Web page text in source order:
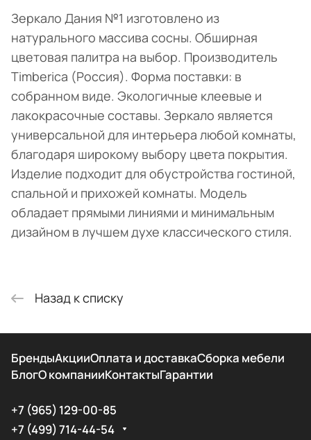
Зеркало Дания №1 изготовлено из
натурального массива сосны. Обширная
цветовая палитра на выбор. Производитель
Timberica (Россия). Форма поставки: в
собранном виде. Экологичные клеевые и
лакокрасочные составы. Зеркало является
универсальной для интерьера любой комнаты,
благодаря широкому выбору цвета покрытия.
Изделие подходит для обустройства гостиной,
спальной и прихожей комнаты. Модель
обладает прямыми линиями и минимальным
дизайном в лучшем духе классического стиля.
Назад к списку
БрендыАкцииОплата и доставкаСборка мебели
БлогО компанииКонтактыГарантии
+7 (965) 129-00-85
+7 (499) 714-44-54